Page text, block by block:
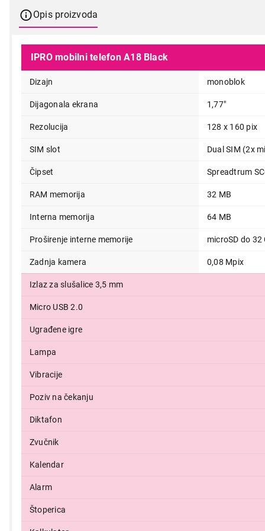
Opis proizvoda
IPRO mobilni telefon A18 Black
Dizajn monoblok
Dijagonala ekrana 1,77"
Rezolucija 128 x 160 pix
SIM slot Dual SIM (2x
Čipset Spreadtrum
RAM memorija 32 MB
Interna memorija 64 MB
Proširenje interne memorije microSD do 32
Zadnja kamera 0,08 Mpix
Izlaz za slušalice 3,5 mm
Micro USB 2.0
Ugrađene igre
Lampa
Vibracije
Poziv na čekanju
Diktafon
Zvučnik
Kalendar
Alarm
Štoperica
2.499,00